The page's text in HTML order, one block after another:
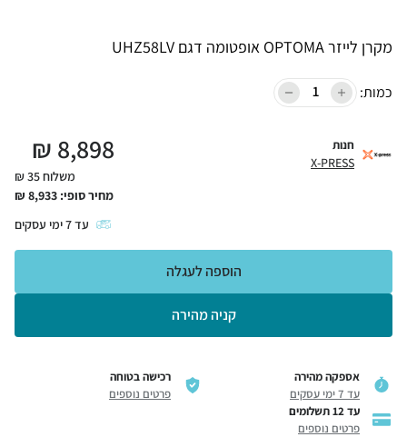
מקרן לייזר OPTOMA אופטומה דגם UHZ58LV
כמות:
חנות
X-PRESS
8,898
₪
משלוח 35 ₪
מחיר סופי: 8,933
₪
עד7ימי עסקים
קניה מהירה
הוספה לעגלה
אספקה מהירה
עד 7 ימי עסקים
רכישה בטוחה
פרטים נוספים
עד 12 תשלומים
פרטים נוספים